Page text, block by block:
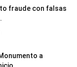
fraude con falsas
a